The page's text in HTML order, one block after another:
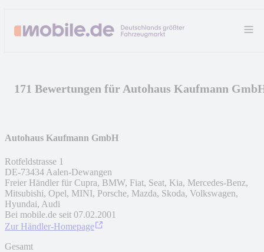
171 Bewertungen für Autohaus Kaufmann
Autohaus Kaufmann GmbH
Rotfeldstrasse 1
DE-73434 Aalen-Dewangen
Freier Händler für Cupra, BMW, Fiat, Seat, Kia, Mercedes-Benz,
Mitsubishi, Opel, MINI, Porsche, Mazda, Skoda, Volkswagen,
Hyundai, Audi
Bei mobile.de seit 07.02.2001
Zur Händler-Homepage
Gesamt